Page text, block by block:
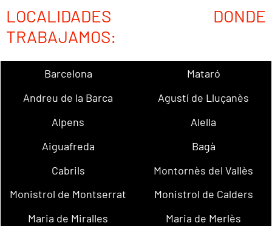
LOCALIDADES DONDE
TRABAJAMOS:
Barcelona
Mataró
Andreu de la Barca
Agustí de Lluçanès
Alpens
Alella
Aiguafreda
Bagà
Cabrils
Montornès del Vallès
Monistrol de Montserrat
Monistrol de Calders
Maria de Miralles
Maria de Merlès